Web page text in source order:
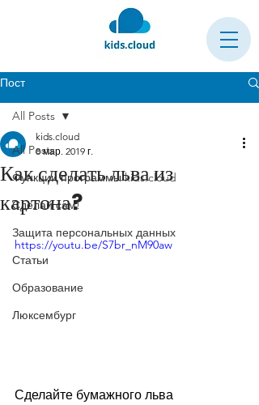
Пост
All Posts
Функции программы kids.cloud
Сделай сам!
Защита персональных данных
Статьи
Образование
Люксембург
All Posts
Как сделать льва из
картона?
kids.cloud
8 мар. 2019 г.
https://youtu.be/S7br_nM90aw
Сделайте бумажного льва